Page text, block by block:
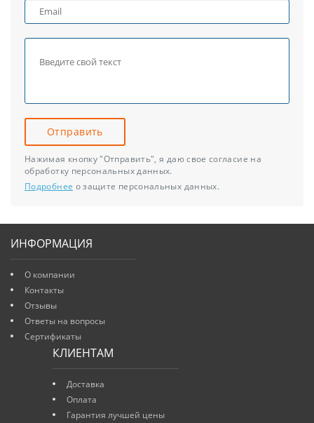
Отправить
Нажимая кнопку "Отправить", я даю свое согласие на
обработку персональных данных.
Подробнее о защите персональных данных.
ИНФОРМАЦИЯ
О компании
Контакты
Отзывы
Ответы на вопросы
Сертификаты
КЛИЕНТАМ
Доставка
Оплата
Гарантия лучшей цены